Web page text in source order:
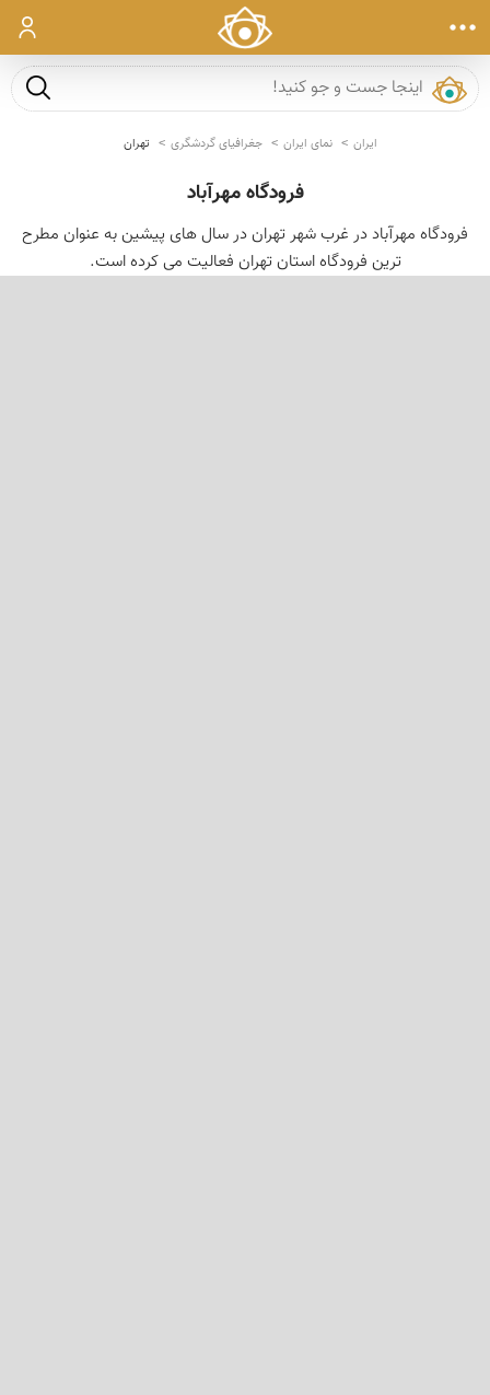
ورود
جست و
ایران نمای ایران جغرافیای گردشگری تهران
فرودگاه مهرآباد
فرودگاه مهرآباد در غرب شهر تهران در سال های پیشین به عنوان مطرح
ترین فرودگاه استان تهران فعالیت می کرده است.